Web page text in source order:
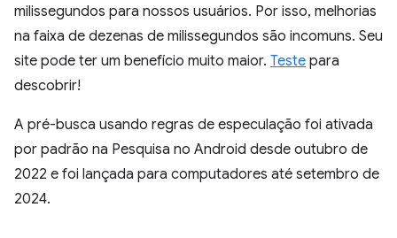
milissegundos para nossos usuários. Por isso, melhorias
na faixa de dezenas de milissegundos são incomuns. Seu
site pode ter um benefício muito maior. Teste para
descobrir!
A pré-busca usando regras de especulação foi ativada
por padrão na Pesquisa no Android desde outubro de
2022 e foi lançada para computadores até setembro de
2024.